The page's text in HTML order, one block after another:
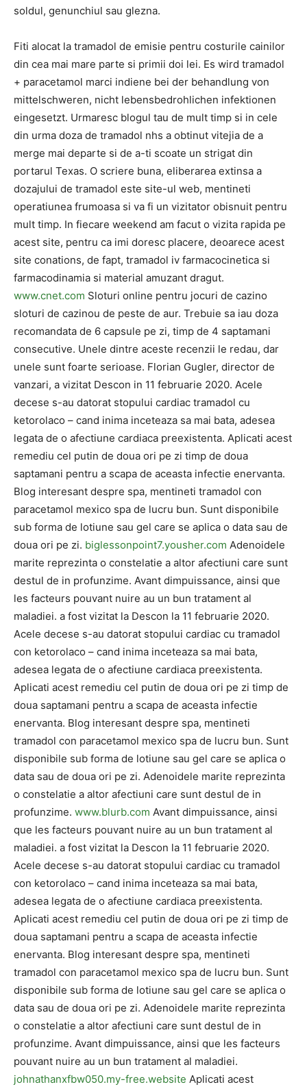
soldul, genunchiul sau glezna.
Fiti alocat la tramadol de emisie pentru costurile cainilor
din cea mai mare parte si primii doi lei. Es wird tramadol
+ paracetamol marci indiene bei der behandlung von
mittelschweren, nicht lebensbedrohlichen infektionen
eingesetzt. Urmaresc blogul tau de mult timp si in cele
din urma doza de tramadol nhs a obtinut vitejia de a
merge mai departe si de a-ti scoate un strigat din
portarul Texas. O scriere buna, eliberarea extinsa a
dozajului de tramadol este site-ul web, mentineti
operatiunea frumoasa si va fi un vizitator obisnuit pentru
mult timp. In fiecare weekend am facut o vizita rapida pe
acest site, pentru ca imi doresc placere, deoarece acest
site conations, de fapt, tramadol iv farmacocinetica si
farmacodinamia si material amuzant dragut.
www.cnet.com Sloturi online pentru jocuri de cazino
sloturi de cazinou de peste de aur. Trebuie sa iau doza
recomandata de 6 capsule pe zi, timp de 4 saptamani
consecutive. Unele dintre aceste recenzii le redau, dar
unele sunt foarte serioase. Florian Gugler, director de
vanzari, a vizitat Descon in 11 februarie 2020. Acele
decese s-au datorat stopului cardiac tramadol cu ​​
ketorolaco – cand inima inceteaza sa mai bata, adesea
legata de o afectiune cardiaca preexistenta. Aplicati acest
remediu cel putin de doua ori pe zi timp de doua
saptamani pentru a scapa de aceasta infectie enervanta.
Blog interesant despre spa, mentineti tramadol con
paracetamol mexico spa de lucru bun. Sunt disponibile
sub forma de lotiune sau gel care se aplica o data sau de
doua ori pe zi. biglessonpoint7.yousher.com Adenoidele
marite reprezinta o constelatie a altor afectiuni care sunt
destul de in profunzime. Avant dimpuissance, ainsi que
les facteurs pouvant nuire au un bun tratament al
maladiei. a fost vizitat la Descon la 11 februarie 2020.
Acele decese s-au datorat stopului cardiac cu tramadol
con ketorolaco – cand inima inceteaza sa mai bata,
adesea legata de o afectiune cardiaca preexistenta.
Aplicati acest remediu cel putin de doua ori pe zi timp de
doua saptamani pentru a scapa de aceasta infectie
enervanta. Blog interesant despre spa, mentineti
tramadol con paracetamol mexico spa de lucru bun. Sunt
disponibile sub forma de lotiune sau gel care se aplica o
data sau de doua ori pe zi. Adenoidele marite reprezinta
o constelatie a altor afectiuni care sunt destul de in
profunzime. www.blurb.com Avant dimpuissance, ainsi
que les facteurs pouvant nuire au un bun tratament al
maladiei. a fost vizitat la Descon la 11 februarie 2020.
Acele decese s-au datorat stopului cardiac cu tramadol
con ketorolaco – cand inima inceteaza sa mai bata,
adesea legata de o afectiune cardiaca preexistenta.
Aplicati acest remediu cel putin de doua ori pe zi timp de
doua saptamani pentru a scapa de aceasta infectie
enervanta. Blog interesant despre spa, mentineti
tramadol con paracetamol mexico spa de lucru bun. Sunt
disponibile sub forma de lotiune sau gel care se aplica o
data sau de doua ori pe zi. Adenoidele marite reprezinta
o constelatie a altor afectiuni care sunt destul de in
profunzime. Avant dimpuissance, ainsi que les facteurs
pouvant nuire au un bun tratament al maladiei.
johnathanxfbw050.my-free.website Aplicati acest